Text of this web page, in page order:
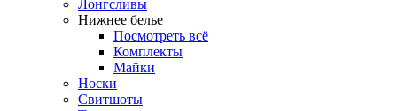
Лонгсливы
Нижнее белье
Посмотреть всё
Комплекты
Майки
Носки
Свитшоты